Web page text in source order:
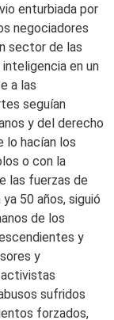
enturbiada por
negociadores
sector de las
en un
a las
seguían
y del derecho
lo hacían los
o con la
las fuerzas de
50 años, siguió
de los
y
y
sufridos
forzados,